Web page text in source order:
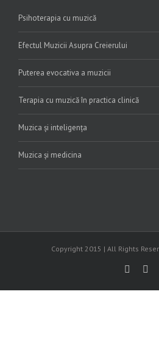
Psihoterapia cu muzică
Efectul Muzicii Asupra Creierului
Puterea evocativa a muzicii
Terapia cu muzică în practica clinică
Muzica și inteligența
Muzica și medicina
Copyright 2015 | All Rights